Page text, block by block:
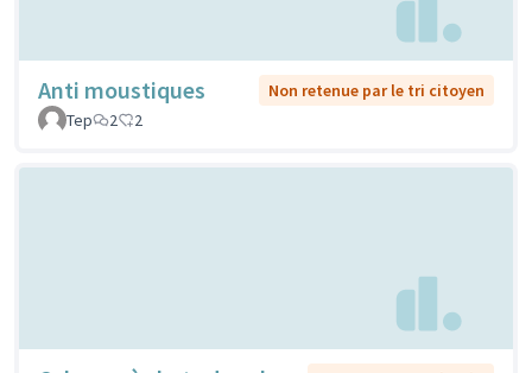
Anti moustiques
Non retenue par le tri citoyen
Tep
2 2